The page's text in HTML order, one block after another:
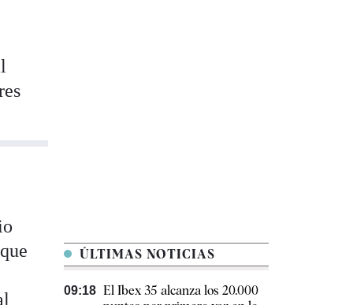
ÚLTIMAS NOTICIAS
09:18 El Ibex 35 alcanza los 20.000